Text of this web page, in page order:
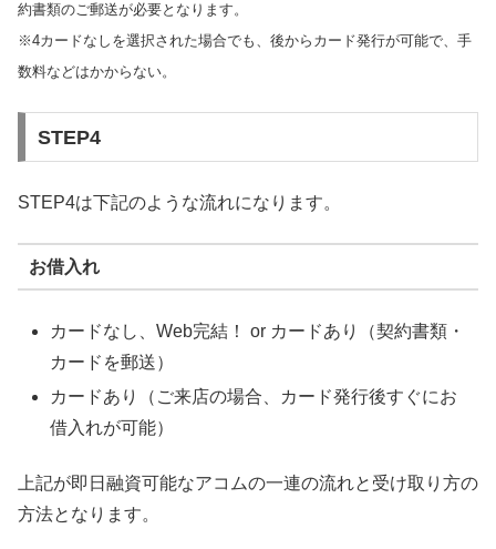
約書類のご郵送が必要となります。
※4カードなしを選択された場合でも、後からカード発行が可能で、手
数料などはかからない。
STEP4
STEP4は下記のような流れになります。
お借入れ
カードなし、Web完結！ or カードあり（契約書類・
カードを郵送）
カードあり（ご来店の場合、カード発行後すぐにお
借入れが可能）
上記が即日融資可能なアコムの一連の流れと受け取り方の
方法となります。